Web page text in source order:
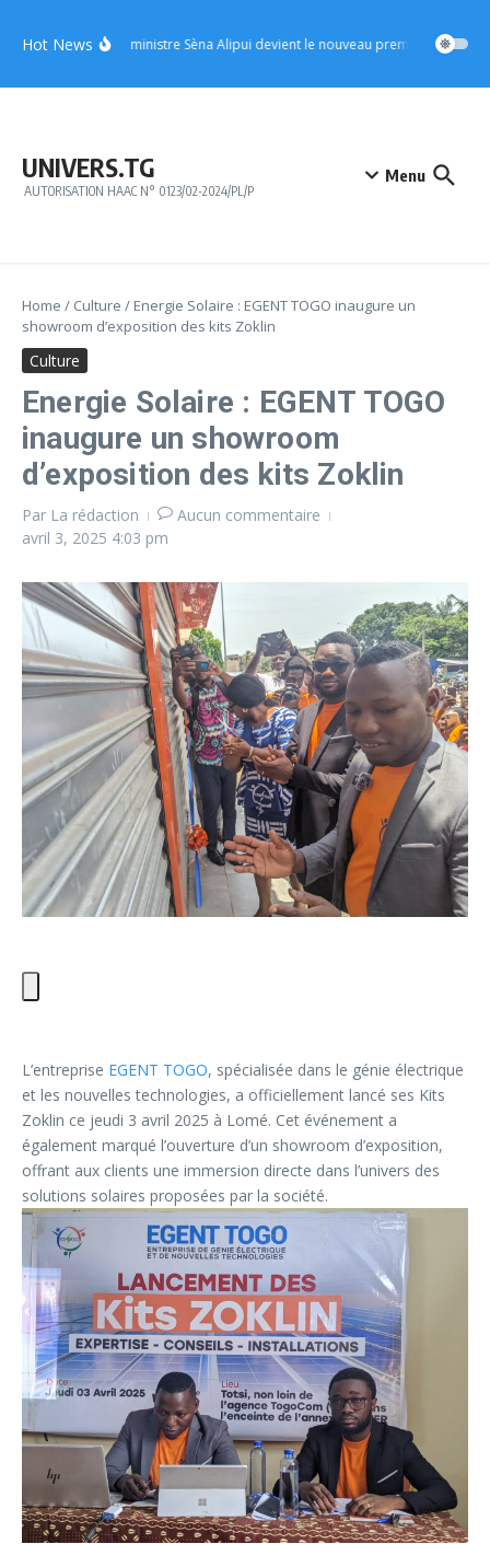
Hot NewsUFC : le ministre Sèna Alipui devient le nouveau premier vice-
UNIVERS.TG
AUTORISATION HAAC N° 0123/02-2024/PL/P
Menu
Home / Culture / Energie Solaire : EGENT TOGO inaugure un
showroom d’exposition des kits Zoklin
Culture
Energie Solaire : EGENT TOGO
inaugure un showroom
d’exposition des kits Zoklin
Par La rédaction
Aucun commentaire
avril 3, 2025 4:03 pm
L’entreprise EGENT TOGO, spécialisée dans le génie électrique
et les nouvelles technologies, a officiellement lancé ses Kits
Zoklin ce jeudi 3 avril 2025 à Lomé. Cet événement a
également marqué l’ouverture d’un showroom d’exposition,
offrant aux clients une immersion directe dans l’univers des
solutions solaires proposées par la société.